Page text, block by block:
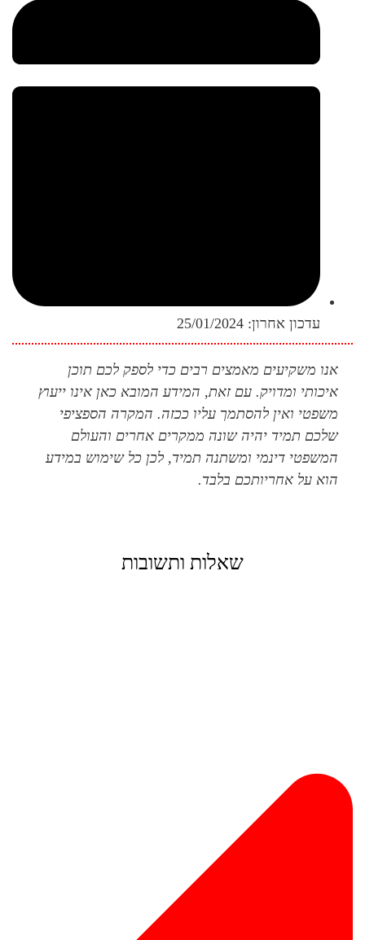
עדכון אחרון: 25/01/2024
אנו משקיעים מאמצים רבים כדי לספק לכם תוכן
איכותי ומדויק. עם זאת, המידע המובא כאן אינו ייעוץ
משפטי ואין להסתמך עליו ככזה. המקרה הספציפי
שלכם תמיד יהיה שונה ממקרים אחרים והעולם
המשפטי דינמי ומשתנה תמיד, לכן כל שימוש במידע
הוא על אחריותכם בלבד.
שאלות ותשובות